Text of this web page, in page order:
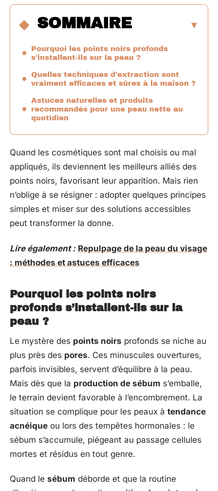
SOMMAIRE
Pourquoi les points noirs profonds
s’installent-ils sur la peau ?
Quelles techniques d’extraction sont
vraiment efficaces et sûres à la maison ?
Astuces naturelles et produits
recommandés pour une peau nette au
quotidien
Quand les cosmétiques sont mal choisis ou mal
appliqués, ils deviennent les meilleurs alliés des
points noirs, favorisant leur apparition. Mais rien
n’oblige à se résigner : adopter quelques principes
simples et miser sur des solutions accessibles
peut transformer la donne.
Lire également : Repulpage de la peau du visage
: méthodes et astuces efficaces
Pourquoi les points noirs
profonds s’installent-ils sur la
peau ?
Le mystère des points noirs profonds se niche au
plus près des pores. Ces minuscules ouvertures,
parfois invisibles, servent d’équilibre à la peau.
Mais dès que la production de sébum s’emballe,
le terrain devient favorable à l’encombrement. La
situation se complique pour les peaux à tendance
acnéique ou lors des tempêtes hormonales : le
sébum s’accumule, piégeant au passage cellules
mortes et résidus en tout genre.
Quand le sébum déborde et que la routine